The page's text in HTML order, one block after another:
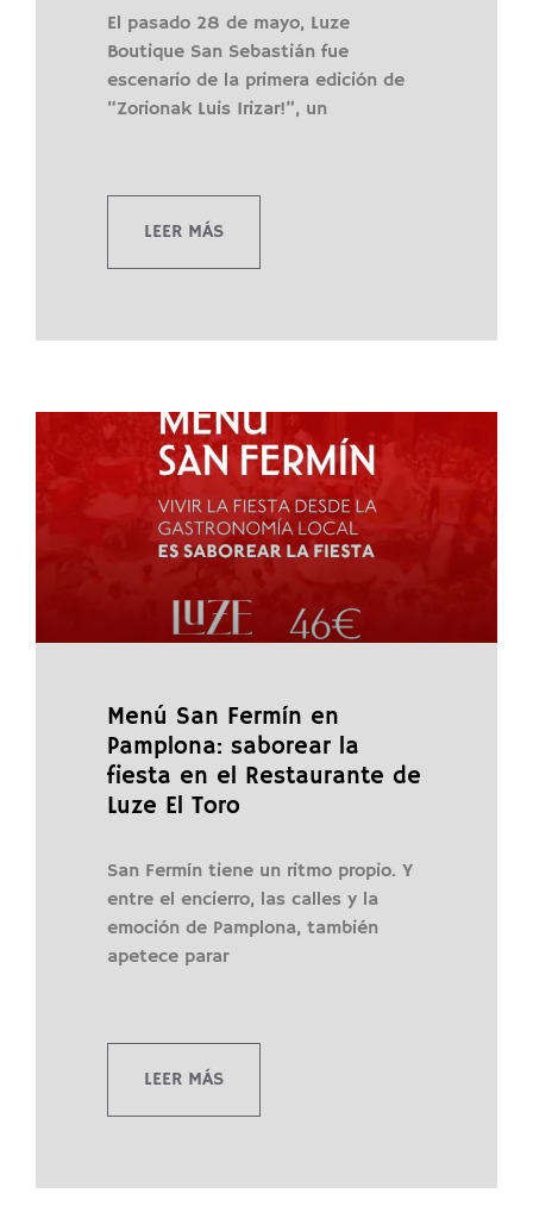
El pasado 28 de mayo, Luze
Boutique San Sebastián fue
escenario de la primera edición de
“Zorionak Luis Irizar!”, un
LEER MÁS
Menú San Fermín en
Pamplona: saborear la
fiesta en el Restaurante de
Luze El Toro
San Fermín tiene un ritmo propio. Y
entre el encierro, las calles y la
emoción de Pamplona, también
apetece parar
LEER MÁS